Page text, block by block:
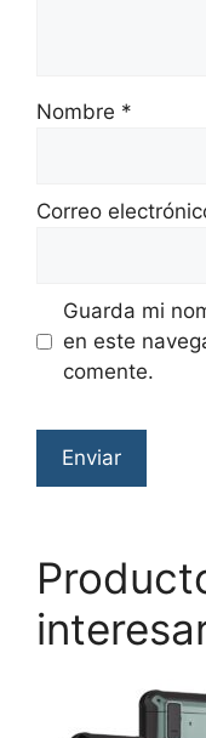
Nombre *
Correo
Guarda mi
en este
comente.